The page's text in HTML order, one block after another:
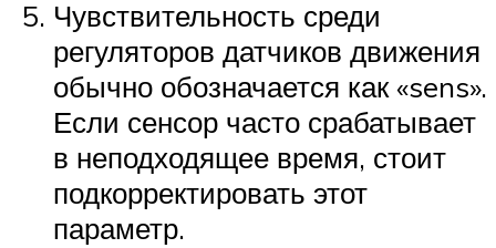
Чувствительность среди
регуляторов датчиков движения
обычно обозначается как «sens».
Если сенсор часто срабатывает
в неподходящее время, стоит
подкорректировать этот
параметр.